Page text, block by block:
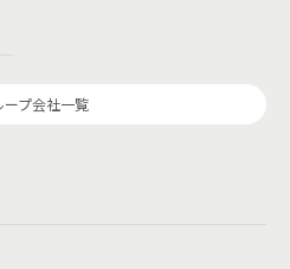
ープ会社一覧